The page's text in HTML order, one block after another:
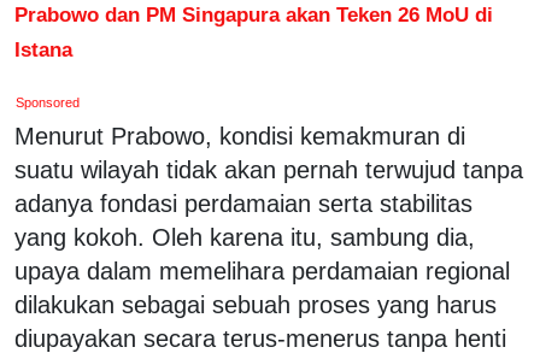
Prabowo dan PM Singapura akan Teken 26 MoU di
Istana
Sponsored
Menurut Prabowo, kondisi kemakmuran di
suatu wilayah tidak akan pernah terwujud tanpa
adanya fondasi perdamaian serta stabilitas
yang kokoh. Oleh karena itu, sambung dia,
upaya dalam memelihara perdamaian regional
dilakukan sebagai sebuah proses yang harus
diupayakan secara terus-menerus tanpa henti